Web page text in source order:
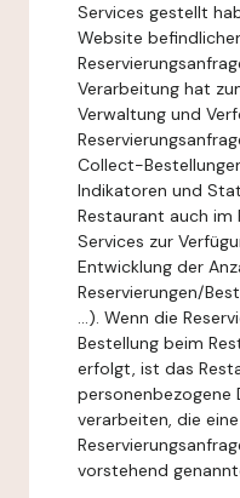
Services gestellt
Website
Verarbeitung hat
Verwaltung und
Collect-
Indikatoren und
Restaurant auch im
Services zur
Entwicklung der
Reservierungen/
...). Wenn die
Bestellung beim
erfolgt, ist das
personenbezogene
verarbeiten, die
vorstehend